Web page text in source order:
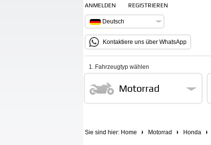
ANMELDEN REGISTRIEREN
Deutsch
Kontaktiere uns über WhatsApp
1. Fahrzeugtyp wählen
Motorrad
Sie sind hier: Home Motorrad Honda